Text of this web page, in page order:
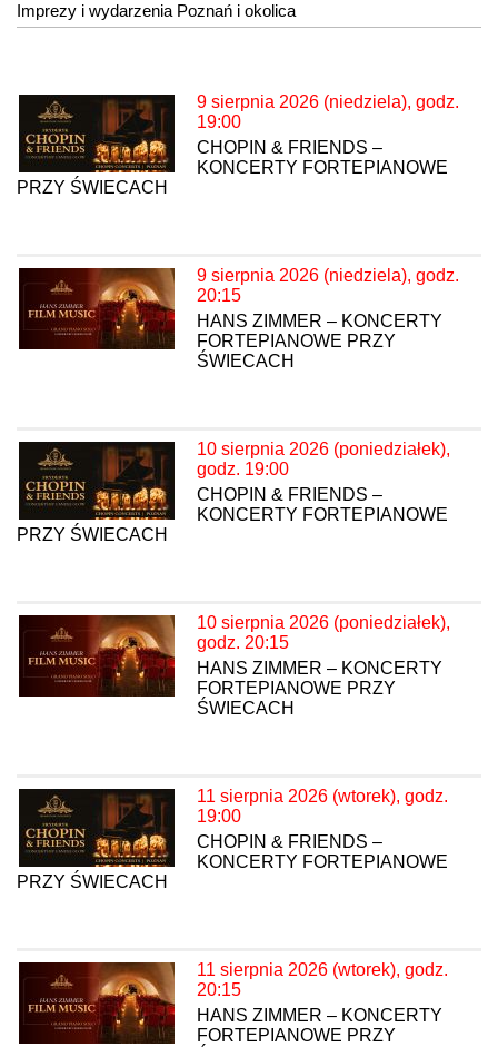
Imprezy i wydarzenia Poznań i okolica
9 sierpnia 2026 (niedziela), godz.
19:00
CHOPIN & FRIENDS –
KONCERTY FORTEPIANOWE
PRZY ŚWIECACH
9 sierpnia 2026 (niedziela), godz.
20:15
HANS ZIMMER – KONCERTY
FORTEPIANOWE PRZY
ŚWIECACH
10 sierpnia 2026 (poniedziałek),
godz. 19:00
CHOPIN & FRIENDS –
KONCERTY FORTEPIANOWE
PRZY ŚWIECACH
10 sierpnia 2026 (poniedziałek),
godz. 20:15
HANS ZIMMER – KONCERTY
FORTEPIANOWE PRZY
ŚWIECACH
11 sierpnia 2026 (wtorek), godz.
19:00
CHOPIN & FRIENDS –
KONCERTY FORTEPIANOWE
PRZY ŚWIECACH
11 sierpnia 2026 (wtorek), godz.
20:15
HANS ZIMMER – KONCERTY
FORTEPIANOWE PRZY